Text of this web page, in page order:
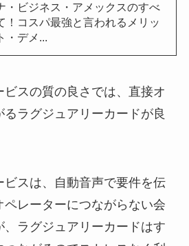
・ビジネス・アメックスのすべ
！コスパ最強と言われるメリッ
ト・デメ...
ビスの質の良さでは、直接オ
ラグジュアリーカードが良
ビスは、自動音声で要件を伝
ペレーターにつながらない会
ラグジュアリーカードはす